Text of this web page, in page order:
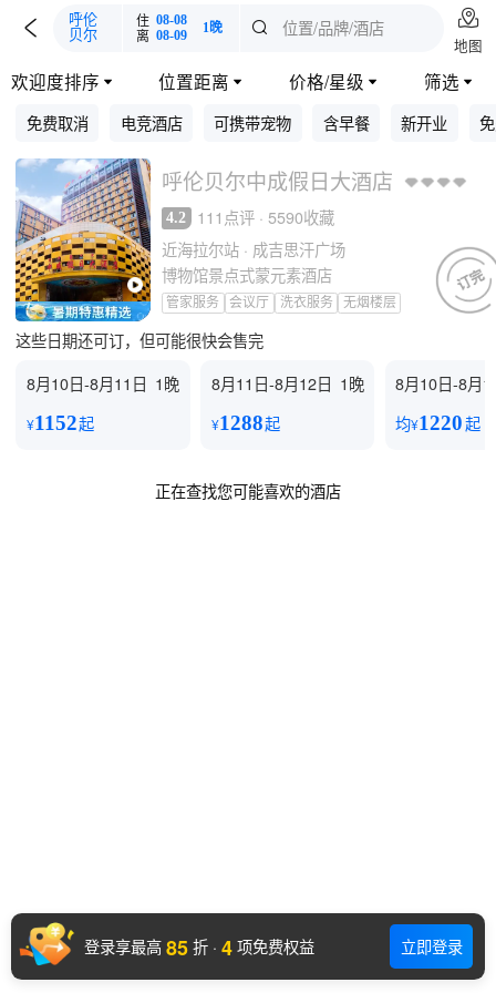

呼伦
贝尔
住 08-08
离 08-09 1晚  位置/品牌/酒店 
地图
欢迎度排序  位置距离  价格/星级  筛选 
免费取消 电竞酒店 可携带宠物 含早餐 新开业
呼伦贝尔中成假日大酒店
4.2
111点评 · 5590收藏
近海拉尔站 · 成吉思汗广场
博物馆景点式蒙元素酒店
管家服务 会议厅 洗衣服务 无烟楼层
这些日期还可订，但可能很快会售完
8月10日-8月11日 1晚
¥1152起
8月11日-8月12日 1晚
¥1288起
8月10日-8月
均¥1220起
正在查找您可能喜欢的酒店
登录享最高 85 折 · 4 项免费权益 立即登录